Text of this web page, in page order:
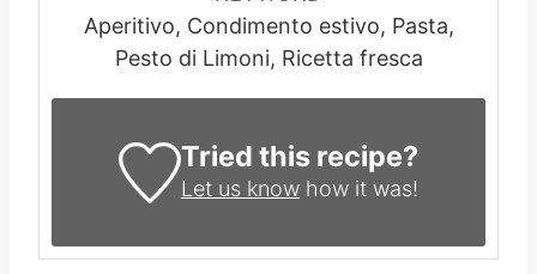
Aperitivo, Condimento estivo, Pasta,
Pesto di Limoni, Ricetta fresca
Tried this recipe?
Let us knowhow it was!